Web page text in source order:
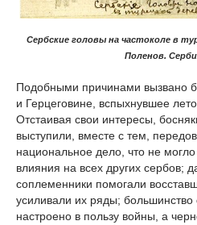
Сербские головы на частоколе в
Поленов.
Подобными причинами вызвано
и Герцеговине, вспыхнувшее
Отстаивая свои интересы,
выступили, вместе с тем,
национальное дело, что не
влияния на всех других сербов;
соплеменники помогали
усиливали их ряды;
настроено в пользу войны, а